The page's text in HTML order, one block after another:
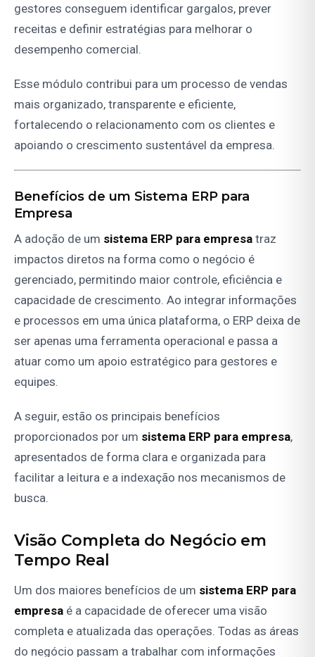
gestores conseguem identificar gargalos, prever
receitas e definir estratégias para melhorar o
desempenho comercial.
Esse módulo contribui para um processo de vendas
mais organizado, transparente e eficiente,
fortalecendo o relacionamento com os clientes e
apoiando o crescimento sustentável da empresa.
Benefícios de um Sistema ERP para
Empresa
A adoção de um sistema ERP para empresa traz
impactos diretos na forma como o negócio é
gerenciado, permitindo maior controle, eficiência e
capacidade de crescimento. Ao integrar informações
e processos em uma única plataforma, o ERP deixa de
ser apenas uma ferramenta operacional e passa a
atuar como um apoio estratégico para gestores e
equipes.
A seguir, estão os principais benefícios
proporcionados por um sistema ERP para empresa,
apresentados de forma clara e organizada para
facilitar a leitura e a indexação nos mecanismos de
busca.
Visão Completa do Negócio em
Tempo Real
Um dos maiores benefícios de um sistema ERP para
empresa é a capacidade de oferecer uma visão
completa e atualizada das operações. Todas as áreas
do negócio passam a trabalhar com informações